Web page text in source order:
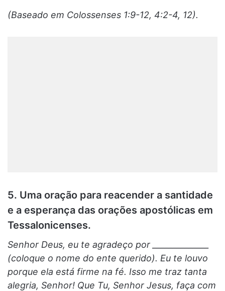
(Baseado em Colossenses 1:9-12, 4:2-4, 12).
5. Uma oração para reacender a santidade
e a esperança das orações apostólicas em
Tessalonicenses.
Senhor Deus, eu te agradeço por ______________
(coloque o nome do ente querido). Eu te louvo
porque ela está firme na fé. Isso me traz tanta
alegria, Senhor! Que Tu, Senhor Jesus, faça com